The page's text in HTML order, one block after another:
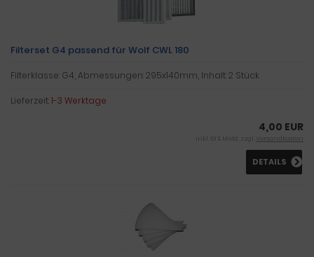
Filterset G4 passend für Wolf CWL 180
Filterklasse: G4, Abmessungen: 295x140mm, Inhalt: 2 Stück
Lieferzeit:1-3 Werktage
4,00 EUR
inkl. 19 % MwSt. zzgl. Versandkosten
DETAILS